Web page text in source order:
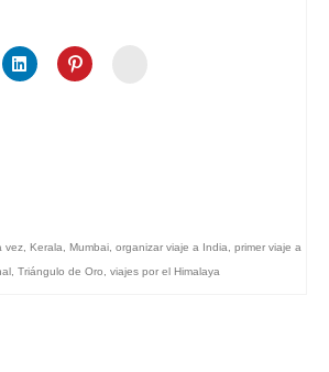
vez Kerala Mumbai organizar viaje a India
primer viaje a
Triángulo de Oro viajes por el Himalaya